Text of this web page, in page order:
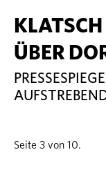
ÜBER
Seite 3 von 10.